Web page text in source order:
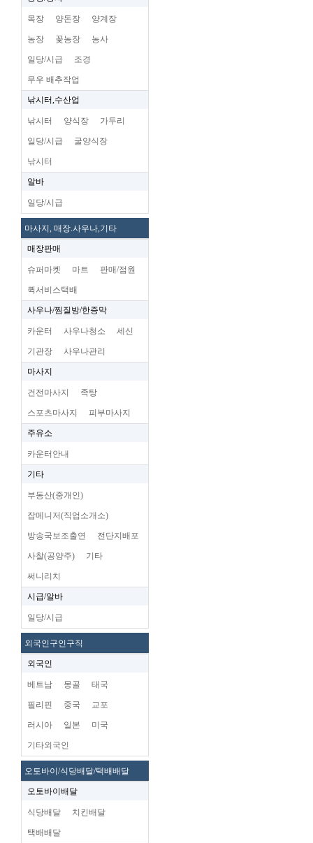
목장 양돈장 양계장
농장 꽃농장 농사
일당/시급 조경
무우 배추작업
낚시터,수산업
낚시터 양식장 가두리
일당/시급 굴양식장
낚시터
알바
일당/시급
마사지, 매장.사우나,기타
매장판매
슈퍼마켓 마트 판매/점원
퀵서비스택배
사우나/찜질방/한증막
카운터 사우나청소 세신
기관장 사우나관리
마사지
건전마사지 족탕
스포츠마사지 피부마사지
주유소
카운터안내
기타
부동산(중개인)
잡메니저(직업소개소)
방송국보조출연 전단지배포
사찰(공양주) 기타
써니리치
시급/알바
일당/시급
외국인구인구직
외국인
베트남 몽골 태국
필리핀 중국 교포
러시아 일본 미국
기타외국인
오토바이/식당배달/택배배달
오토바이배달
식당배달 치킨배달
택배배달